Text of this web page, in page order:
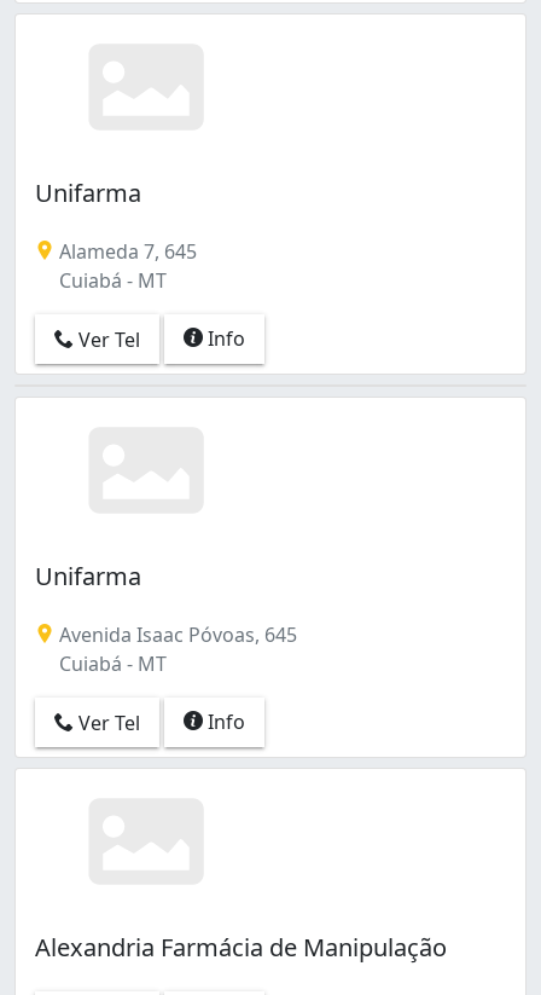
Unifarma
Alameda 7, 645
Cuiabá - MT
Ver Tel Info
Unifarma
Avenida Isaac Póvoas, 645
Cuiabá - MT
Ver Tel Info
Alexandria Farmácia de Manipulação